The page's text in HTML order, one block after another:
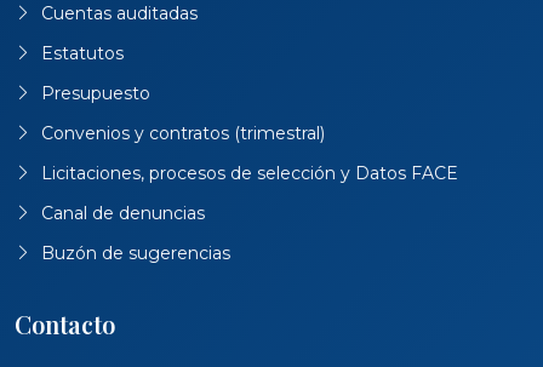
Cuentas auditadas
Estatutos
Presupuesto
Convenios y contratos (trimestral)
Licitaciones, procesos de selección y Datos FACE
Canal de denuncias
Buzón de sugerencias
Contacto